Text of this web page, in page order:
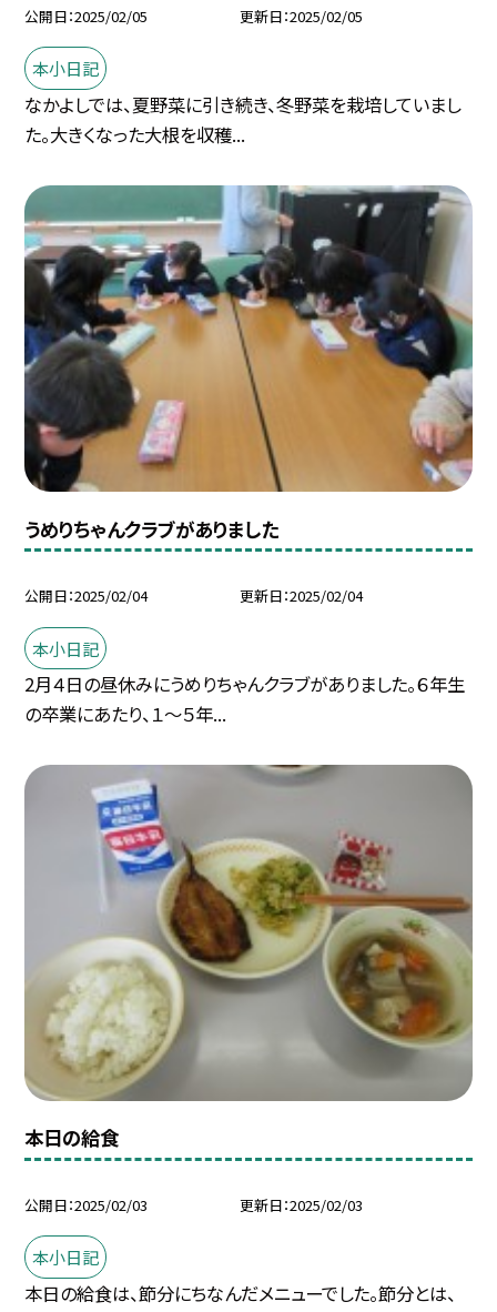
公開日 2025/02/05 更新日 2025/02/05
本小日記
なかよしでは、夏野菜に引き続き、冬野菜を栽培していまし
た。大きくなった大根を収穫...
うめりちゃんクラブがありました
公開日 2025/02/04 更新日 2025/02/04
本小日記
2月４日の昼休みにうめりちゃんクラブがありました。６年生
の卒業にあたり、１～５年...
本日の給食
公開日 2025/02/03 更新日 2025/02/03
本小日記
本日の給食は、節分にちなんだメニューでした。節分とは、